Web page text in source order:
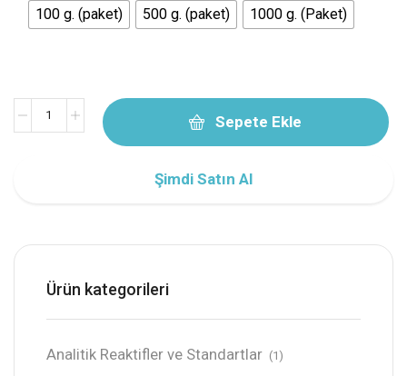
100 g. (paket) 500 g. (paket) 1000 g. (Paket)
Sepete Ekle
Şimdi Satın Al
Ürün kategorileri
Analitik Reaktifler ve Standartlar (1)